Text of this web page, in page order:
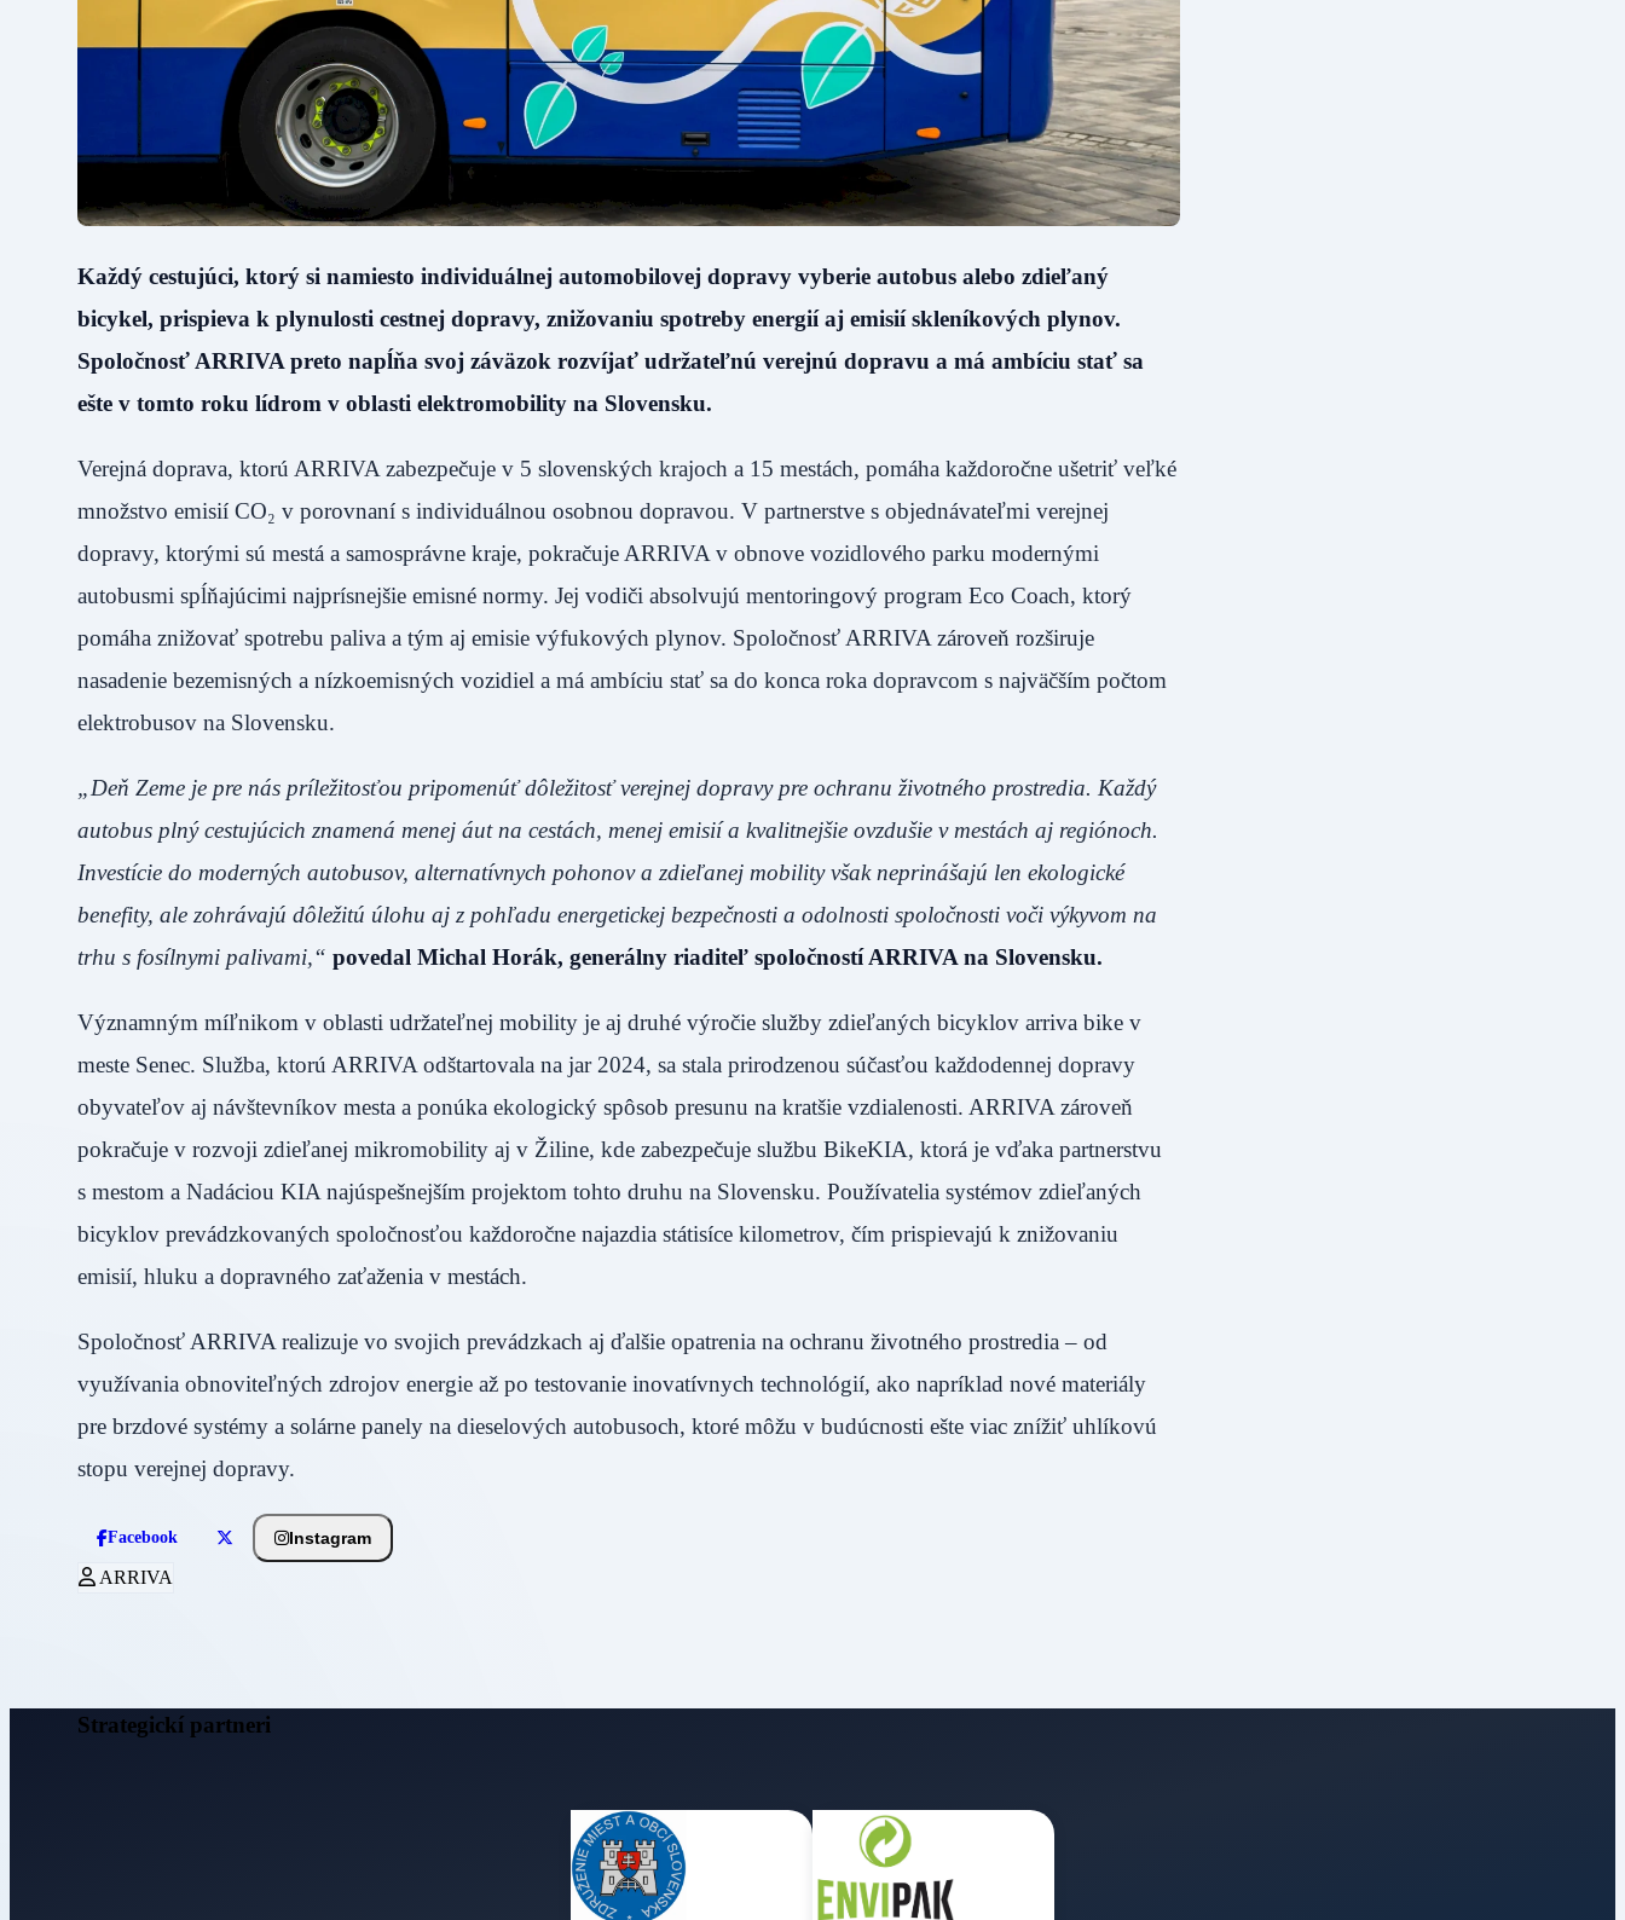
Každý cestujúci, ktorý si namiesto individuálnej automobilovej dopravy vyberie autobus alebo zdieľaný
bicykel, prispieva k plynulosti cestnej dopravy, znižovaniu spotreby energií aj emisií skleníkových plynov.
Spoločnosť ARRIVA preto napĺňa svoj záväzok rozvíjať udržateľnú verejnú dopravu a má ambíciu stať sa
ešte v tomto roku lídrom v oblasti elektromobility na Slovensku.
Verejná doprava, ktorú ARRIVA zabezpečuje v 5 slovenských krajoch a 15 mestách, pomáha každoročne ušetriť veľké
množstvo emisií CO₂ v porovnaní s individuálnou osobnou dopravou. V partnerstve s objednávateľmi verejnej
dopravy, ktorými sú mestá a samosprávne kraje, pokračuje ARRIVA v obnove vozidlového parku modernými
autobusmi spĺňajúcimi najprísnejšie emisné normy. Jej vodiči absolvujú mentoringový program Eco Coach, ktorý
pomáha znižovať spotrebu paliva a tým aj emisie výfukových plynov. Spoločnosť ARRIVA zároveň rozširuje
nasadenie bezemisných a nízkoemisných vozidiel a má ambíciu stať sa do konca roka dopravcom s najväčším počtom
elektrobusov na Slovensku.
„Deň Zeme je pre nás príležitosťou pripomenúť dôležitosť verejnej dopravy pre ochranu životného prostredia. Každý
autobus plný cestujúcich znamená menej áut na cestách, menej emisií a kvalitnejšie ovzdušie v mestách aj regiónoch.
Investície do moderných autobusov, alternatívnych pohonov a zdieľanej mobility však neprinášajú len ekologické
benefity, ale zohrávajú dôležitú úlohu aj z pohľadu energetickej bezpečnosti a odolnosti spoločnosti voči výkyvom na
trhu s fosílnymi palivami,“ povedal Michal Horák, generálny riaditeľ spoločností ARRIVA na Slovensku.
Významným míľnikom v oblasti udržateľnej mobility je aj druhé výročie služby zdieľaných bicyklov arriva bike v
meste Senec. Služba, ktorú ARRIVA odštartovala na jar 2024, sa stala prirodzenou súčasťou každodennej dopravy
obyvateľov aj návštevníkov mesta a ponúka ekologický spôsob presunu na kratšie vzdialenosti. ARRIVA zároveň
pokračuje v rozvoji zdieľanej mikromobility aj v Žiline, kde zabezpečuje službu BikeKIA, ktorá je vďaka partnerstvu
s mestom a Nadáciou KIA najúspešnejším projektom tohto druhu na Slovensku. Používatelia systémov zdieľaných
bicyklov prevádzkovaných spoločnosťou každoročne najazdia státisíce kilometrov, čím prispievajú k znižovaniu
emisií, hluku a dopravného zaťaženia v mestách.
Spoločnosť ARRIVA realizuje vo svojich prevádzkach aj ďalšie opatrenia na ochranu životného prostredia – od
využívania obnoviteľných zdrojov energie až po testovanie inovatívnych technológií, ako napríklad nové materiály
pre brzdové systémy a solárne panely na dieselových autobusoch, ktoré môžu v budúcnosti ešte viac znížiť uhlíkovú
stopu verejnej dopravy.
Facebook Instagram
ARRIVA
Strategickí partneri